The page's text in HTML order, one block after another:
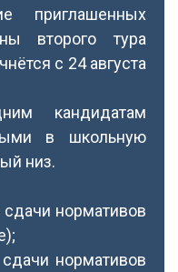
второго тура
с 24 августа
кандидатам
в школьную
низ.
нормативов
нормативов